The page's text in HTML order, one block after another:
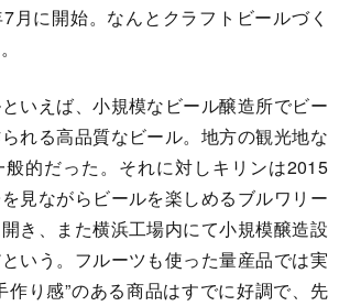
月に開始。なんとクラフトビールづく
いえば、小規模なビール醸造所でビー
れる高品質なビール。地方の観光地な
般的だった。それに対しキリンは2015
見ながらビールを楽しめるブルワリー
き、また横浜工場内にて小規模醸造設
いう。フルーツも使った量産品では実
作り感”のある商品はすでに好調で、先